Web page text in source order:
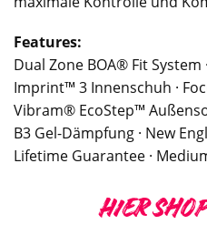
Features:
Dual Zone BOA® Fit System
Imprint™ 3 Innenschuh ·
Vibram® EcoStep™
B3 Gel-Dämpfung · New
Lifetime Guarantee ·
HIER